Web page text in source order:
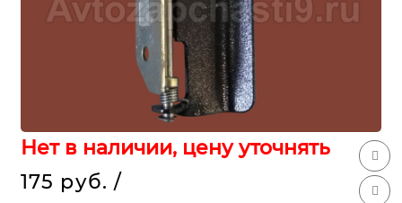
Нет в наличии, цену уточнять
175 руб. /